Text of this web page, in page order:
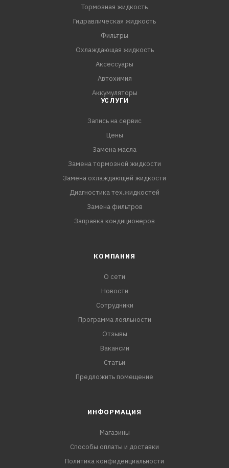
- Специальный пакет присадок и синтетические
компоненты обеспечивают высокий коэффициент
трения в фрикционных элементах, что позволяет
плавность работы сцепления при трогании, разгоне и
Тормозная жидкость
Гидравлическая жидкость
Фильтры
Охлаждающая жидкость
Аксессуары
Автохимия
Аккумуляторы
УСЛУГИ
Запись на сервис
Цены
Замена масла
Замена тормозной жидкости
Замена охлаждающей жидкости
Диагностика тех.жидкостей
Замена фильтров
Заправка кондиционеров
КОМПАНИЯ
О сети
Новости
Сотрудники
Программа лояльности
Отзывы
Вакансии
Статьи
Предложить помещение
ИНФОРМАЦИЯ
Магазины
Способы оплаты и доставки
Политика конфиденциальности